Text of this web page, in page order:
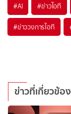
#AI #ข่าวไอที
#ข่าววงการไอที
ข่าวที่เกี่ยวข้อง